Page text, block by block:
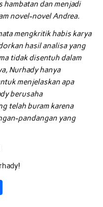
hambatan dan menjadi
novel-novel Andrea.
mengkritik habis karya
hasil analisa yang
tidak disentuh dalam
Nurhady hanya
menjelaskan apa
berusaha
telah buram karena
pandangan yang